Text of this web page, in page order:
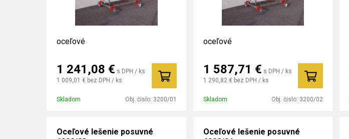
oceľové
1 241,08 € s DPH / ks
1 009,01 € bez DPH / ks
Skladom Obj. čislo: 3200/01
oceľové
1 587,71 € s DPH / ks
1 290,82 € bez DPH / ks
Skladom Obj. čislo: 3200/02
Oceľové lešenie posuvné
Oceľové lešenie posuvné